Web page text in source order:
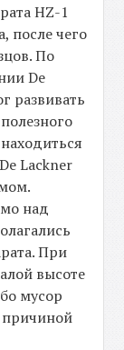
HZ-1
после чего
По
De
развивать
Lackner
над
При
высоте
мусор
причиной